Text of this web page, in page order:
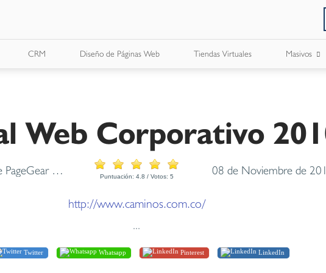
CRM Diseño de Páginas Web Tiendas Virtuales Masivos
Correos
Web Corporativo
Plataforma base PageGear PageGear Mailer Carga de contenidos al sitio web PageGear Live Connect PQR Catalogo Plus Desarrollos a la medida Diseño Web Puntuación: 4.8 / Votos: 5 08 de Noviembre de
http://www.caminos.com.co/
...
Twitter Whatsapp Pinterest LinkedIn